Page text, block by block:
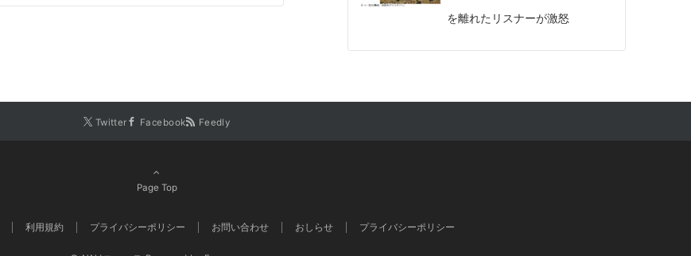
を離れたリスナーが激怒
Twitter Facebook Feedly
Page Top
利用規約 プライバシーポリシー お問い合わせ おしらせ プライバシーポリシー